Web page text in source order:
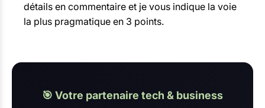
détails en commentaire et je vous indique la voie
la plus pragmatique en 3 points.
🎯 Votre partenaire tech & business